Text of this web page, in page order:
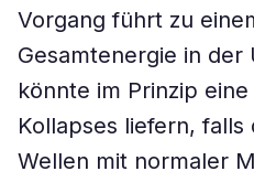
Vorgang führt zu
Gesamtenergie in der
könnte im Prinzip
Kollapses liefern, falls
Wellen mit normaler